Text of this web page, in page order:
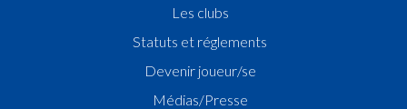
Les clubs
Statuts et réglements
Devenir joueur/se
Médias/Presse